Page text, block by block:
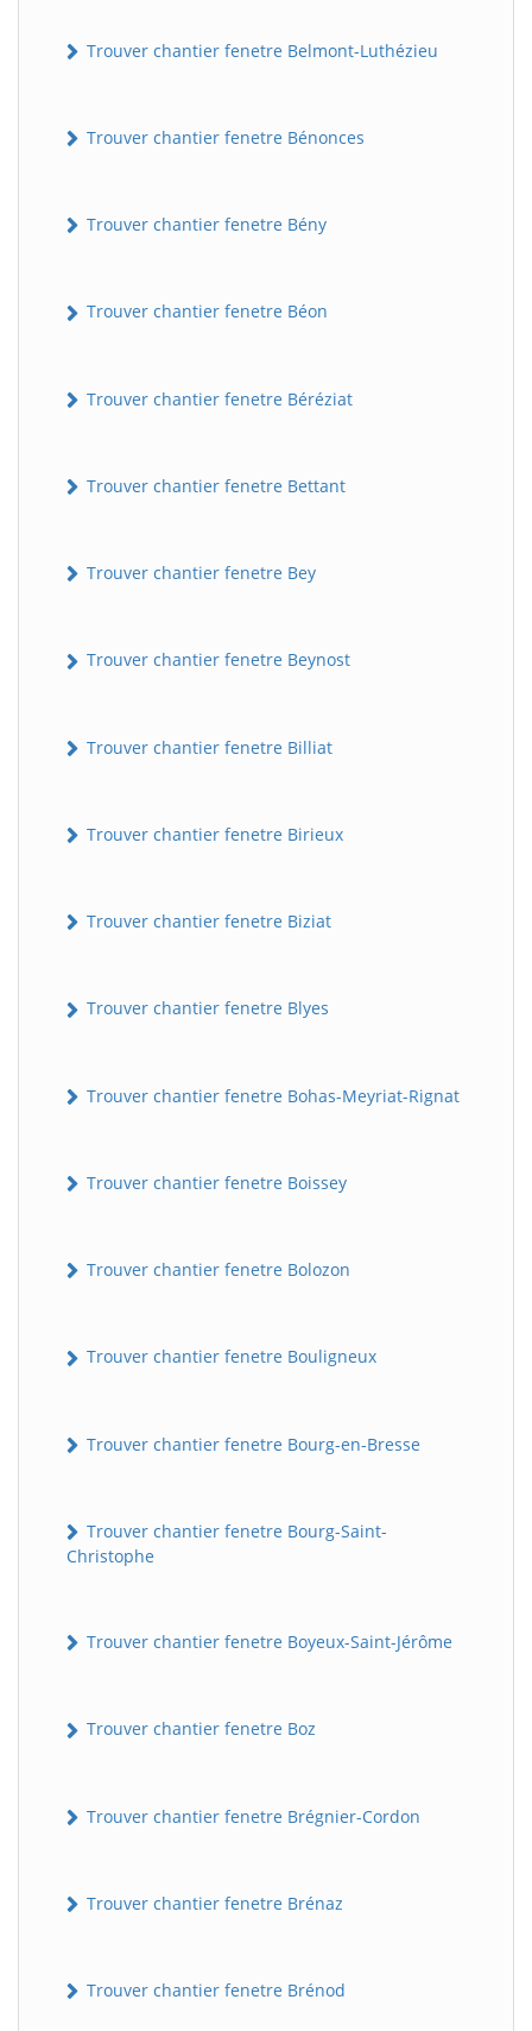
Trouver chantier fenetre Belmont-Luthézieu
Trouver chantier fenetre Bénonces
Trouver chantier fenetre Bény
Trouver chantier fenetre Béon
Trouver chantier fenetre Béréziat
Trouver chantier fenetre Bettant
Trouver chantier fenetre Bey
Trouver chantier fenetre Beynost
Trouver chantier fenetre Billiat
Trouver chantier fenetre Birieux
Trouver chantier fenetre Biziat
Trouver chantier fenetre Blyes
Trouver chantier fenetre Bohas-Meyriat-Rignat
Trouver chantier fenetre Boissey
Trouver chantier fenetre Bolozon
Trouver chantier fenetre Bouligneux
Trouver chantier fenetre Bourg-en-Bresse
Trouver chantier fenetre Bourg-Saint-
Christophe
Trouver chantier fenetre Boyeux-Saint-Jérôme
Trouver chantier fenetre Boz
Trouver chantier fenetre Brégnier-Cordon
Trouver chantier fenetre Brénaz
Trouver chantier fenetre Brénod